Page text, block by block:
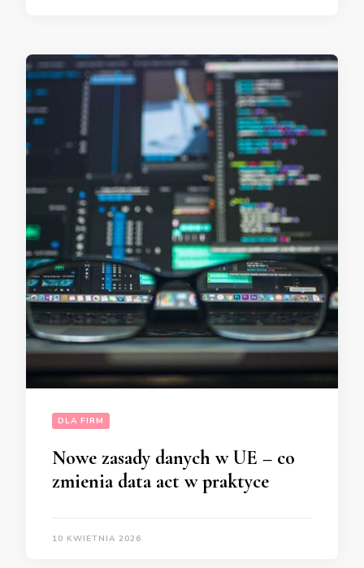
DLA FIRM
Nowe zasady danych w UE – co
zmienia data act w praktyce
10 KWIETNIA 2026